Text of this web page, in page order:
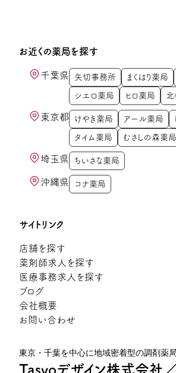
東京・千葉を中心に地域密着型の調剤薬局
Tasyoデザイン株式会社／
お近くの薬局を探す
千葉県 矢切事務所 まくはり薬局
シエロ薬局 ヒロ薬局 北
東京都 けやき薬局 アール薬局
タイム薬局 むさしの森薬局
埼玉県 ちいさな薬局
沖縄県 コナ薬局
サイトリンク
店舗を探す
薬剤師求人を探す
医療事務求人を探す
ブログ
会社概要
お問い合わせ